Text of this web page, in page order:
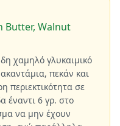
Butter, Walnut
χαμηλό γλυκαιμικό
πεκάν και
περιεκτικότητα σε
έναντι 6 γρ. στο
να μην έχουν